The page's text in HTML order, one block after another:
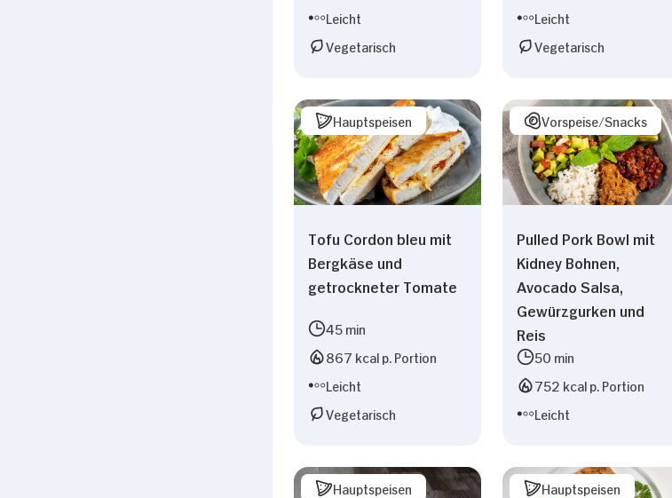
Leicht
Vegetarisch
Leicht
Vegetarisch
Hauptspeisen
Tofu Cordon bleu mit
Bergkäse und
getrockneter Tomate
45 min
867 kcal p. Portion
Leicht
Vegetarisch
Vorspeise/Snacks
Pulled Pork Bowl mit
Kidney Bohnen,
Avocado Salsa,
Gewürzgurken und
Reis
50 min
752 kcal p. Portion
Leicht
Hauptspeisen Hauptspeisen